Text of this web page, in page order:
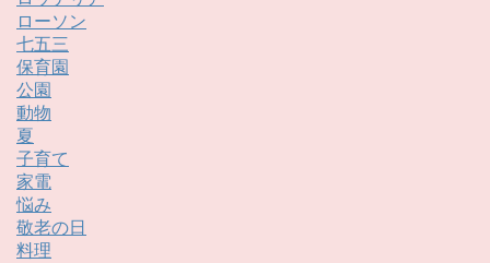
ローソン
七五三
保育園
公園
動物
夏
子育て
家電
悩み
敬老の日
料理